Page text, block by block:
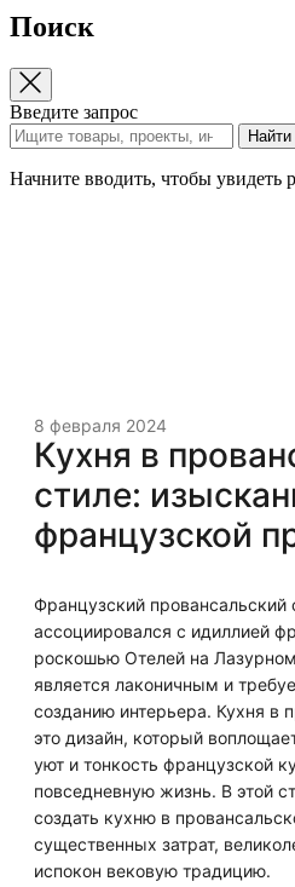
Поиск
Введите запрос
Найти
Начните вводить, чтобы увидеть
8 февраля 2024
Кухня в
стиле:
французской
Французский провансальский
ассоциировался с идиллией
роскошью Отелей на
является лаконичным и
созданию интерьера. Кухня в
это дизайн, который
уют и тонкость французской
повседневную жизнь. В этой
создать кухню в
существенных затрат,
испокон вековую традицию.